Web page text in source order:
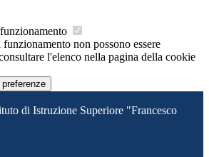
non possono essere
l'elenco nella pagina della cookie
di Istruzione Superiore "Francesco